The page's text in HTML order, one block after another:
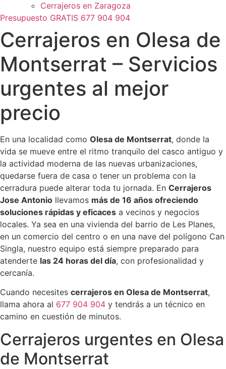
Cerrajeros en Zaragoza
Presupuesto GRATIS 677 904 904
Cerrajeros en Olesa de
Montserrat – Servicios
urgentes al mejor
precio
En una localidad como Olesa de Montserrat, donde la
vida se mueve entre el ritmo tranquilo del casco antiguo y
la actividad moderna de las nuevas urbanizaciones,
quedarse fuera de casa o tener un problema con la
cerradura puede alterar toda tu jornada. En Cerrajeros
Jose Antonio llevamos más de 16 años ofreciendo
soluciones rápidas y eficaces a vecinos y negocios
locales. Ya sea en una vivienda del barrio de Les Planes,
en un comercio del centro o en una nave del polígono Can
Singla, nuestro equipo está siempre preparado para
atenderte las 24 horas del día, con profesionalidad y
cercanía.
Cuando necesites cerrajeros en Olesa de Montserrat,
llama ahora al 677 904 904 y tendrás a un técnico en
camino en cuestión de minutos.
Cerrajeros urgentes en Olesa
de Montserrat